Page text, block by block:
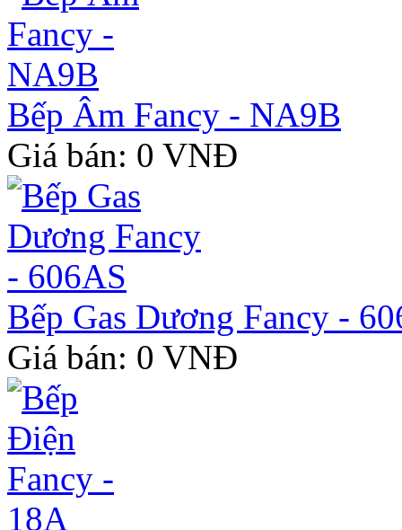
Bếp Âm Fancy - NA9B
Giá bán: 0 VNĐ
Bếp Gas Dương Fancy -
Giá bán: 0 VNĐ